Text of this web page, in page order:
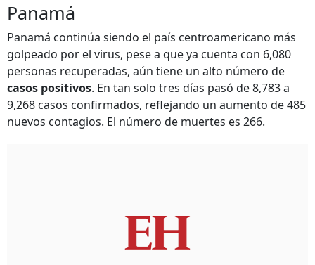
Panamá
Panamá continúa siendo el país centroamericano más
golpeado por el virus, pese a que ya cuenta con 6,080
personas recuperadas, aún tiene un alto número de
casos positivos. En tan solo tres días pasó de 8,783 a
9,268 casos confirmados, reflejando un aumento de 485
nuevos contagios. El número de muertes es 266.